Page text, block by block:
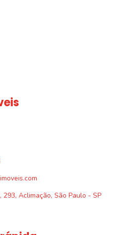
293, Aclimação, São Paulo - SP